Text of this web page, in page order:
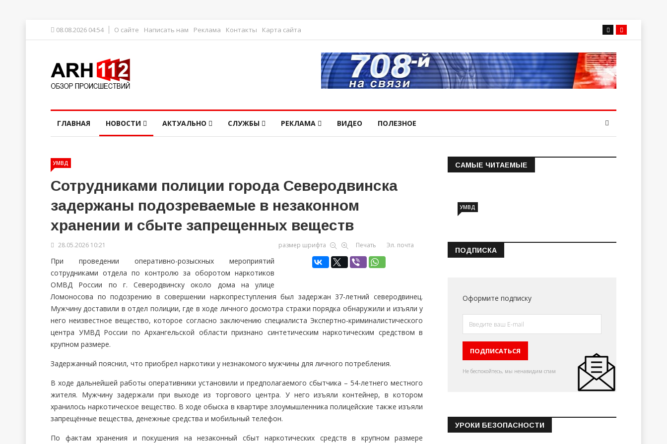
08.08.2026 04:54 О сайте Написать нам Реклама Контакты Карта сайта
ГЛАВНАЯ НОВОСТИ АКТУАЛЬНО СЛУЖБЫ РЕКЛАМА ВИДЕО ПОЛЕЗНОЕ
УМВД
Сотрудниками полиции города Северодвинска
задержаны подозреваемые в незаконном
хранении и сбыте запрещенных веществ
28.05.2026 10:21 размер шрифта Печать Эл. почта
При проведении оперативно-розыскных мероприятий
сотрудниками отдела по контролю за оборотом наркотиков
ОМВД России по г. Северодвинску около дома на улице
Ломоносова по подозрению в совершении наркопреступления был задержан 37-летний северодвинец.
Мужчину доставили в отдел полиции, где в ходе личного досмотра стражи порядка обнаружили и изъяли у
него неизвестное вещество, которое согласно заключению специалиста Экспертно-криминалистического
центра УМВД России по Архангельской области признано синтетическим наркотическим средством в
крупном размере.
Задержанный пояснил, что приобрел наркотики у незнакомого мужчины для личного потребления.
В ходе дальнейшей работы оперативники установили и предполагаемого сбытчика – 54-летнего местного
жителя. Мужчину задержали при выходе из торгового центра. У него изъяли контейнер, в котором
хранилось наркотическое вещество. В ходе обыска в квартире злоумышленника полицейские также изъяли
запрещённые вещества, денежные средства и мобильный телефон.
По фактам хранения и покушения на незаконный сбыт наркотических средств в крупном размере
САМЫЕ ЧИТАЕМЫЕ
Информация о состоянии
УМВД
ПОДПИСКА
Оформите подписку
Не беспокойтесь, мы ненавидим спам
УРОКИ БЕЗОПАСНОСТИ